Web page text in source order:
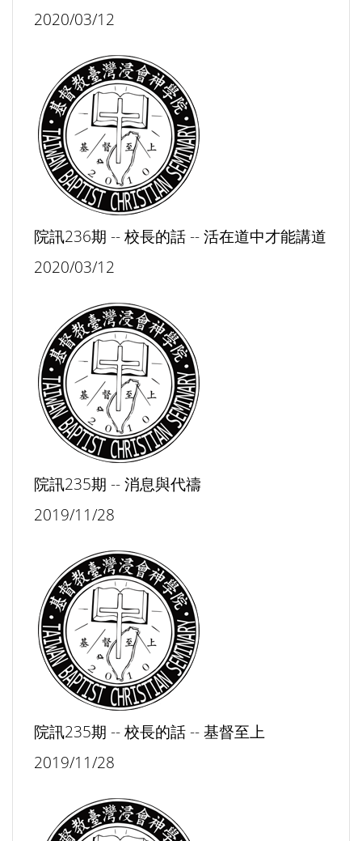
2020/03/12
院訊236期 -- 校長的話 -- 活在道中才能講道
2020/03/12
院訊235期 -- 消息與代禱
2019/11/28
院訊235期 -- 校長的話 -- 基督至上
2019/11/28